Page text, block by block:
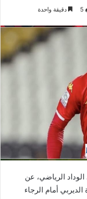
5 دقيقة واحدة
الرياضي، عن
أمام الرجاء